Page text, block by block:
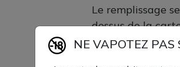
Le remplissage
dessus de la
réglable. Le drip
NE VAPOTEZ PAS